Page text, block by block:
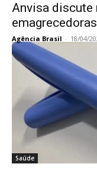
Anvisa discute
emagrecedoras
Agência Brasil - 18/04/
Saúde